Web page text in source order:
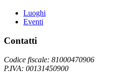
Luoghi
Eventi
Contatti
Codice fiscale: 81000470906
P.IVA: 00131450900